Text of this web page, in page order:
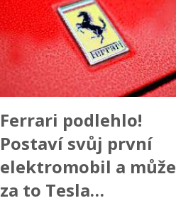
Ferrari podlehlo!
Postaví svůj první
elektromobil a může
za to Tesla…